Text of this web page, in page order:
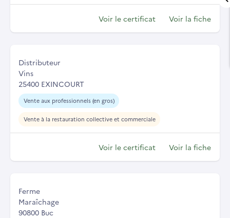
Voir le certificat Voir la fiche
Distributeur
Vins
25400 EXINCOURT
Vente aux professionnels (en gros)
Vente à la restauration collective et commerciale
Voir le certificat Voir la fiche
Ferme
Maraîchage
90800 Buc